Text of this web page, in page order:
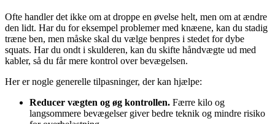
Ofte handler det ikke om at droppe en øvelse helt, men om at ændre
den lidt. Har du for eksempel problemer med knæene, kan du stadig
træne ben, men måske skal du vælge benpres i stedet for dybe
squats. Har du ondt i skulderen, kan du skifte håndvægte ud med
kabler, så du får mere kontrol over bevægelsen.
Her er nogle generelle tilpasninger, der kan hjælpe:
Reducer vægten og øg kontrollen. Færre kilo og
langsommere bevægelser giver bedre teknik og mindre risiko